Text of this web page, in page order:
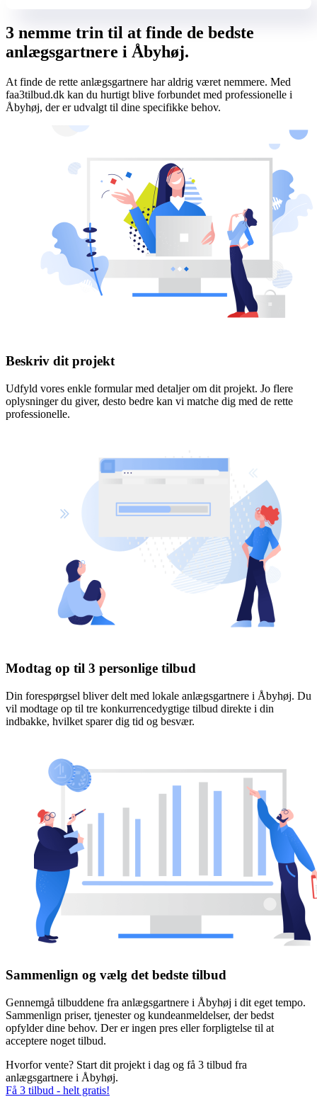
3 nemme trin til at finde de bedste
anlægsgartnere i Åbyhøj.
At finde de rette anlægsgartnere har aldrig været nemmere. Med
faa3tilbud.dk kan du hurtigt blive forbundet med professionelle i
Åbyhøj, der er udvalgt til dine specifikke behov.
Beskriv dit projekt
Udfyld vores enkle formular med detaljer om dit projekt. Jo flere
oplysninger du giver, desto bedre kan vi matche dig med de rette
professionelle.
Modtag op til 3 personlige tilbud
Din forespørgsel bliver delt med lokale anlægsgartnere i Åbyhøj. Du
vil modtage op til tre konkurrencedygtige tilbud direkte i din
indbakke, hvilket sparer dig tid og besvær.
Sammenlign og vælg det bedste tilbud
Gennemgå tilbuddene fra anlægsgartnere i Åbyhøj i dit eget tempo.
Sammenlign priser, tjenester og kundeanmeldelser, der bedst
opfylder dine behov. Der er ingen pres eller forpligtelse til at
acceptere noget tilbud.
Hvorfor vente? Start dit projekt i dag og få 3 tilbud fra
anlægsgartnere i Åbyhøj.
Få 3 tilbud - helt gratis!